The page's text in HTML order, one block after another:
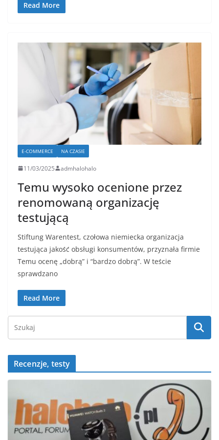
Read More
E-COMMERCE NA CZASIE
11/03/2025 admhalohalo
Temu wysoko ocenione przez
renomowaną organizację
testującą
Stiftung Warentest, czołowa niemiecka organizacja
testująca jakość obsługi konsumentów, przyznała firmie
Temu ocenę „dobrą” i “bardzo dobrą”. W teście
sprawdzano
Read More
Recenzje, testy